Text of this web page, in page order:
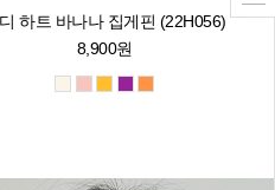
하트 바나나 집게핀 (22H056)
8,900원